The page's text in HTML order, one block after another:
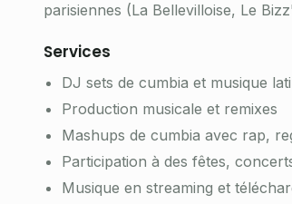
parisiennes (La Bellevilloise, Le
Services
DJ sets de cumbia et musique
Production musicale et remixes
Mashups de cumbia avec rap,
Participation à des fêtes,
Musique en streaming et